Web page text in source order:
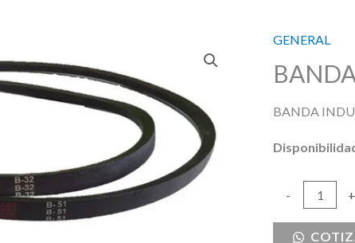
GENERAL
BANDA
-
BANDA
B97
+